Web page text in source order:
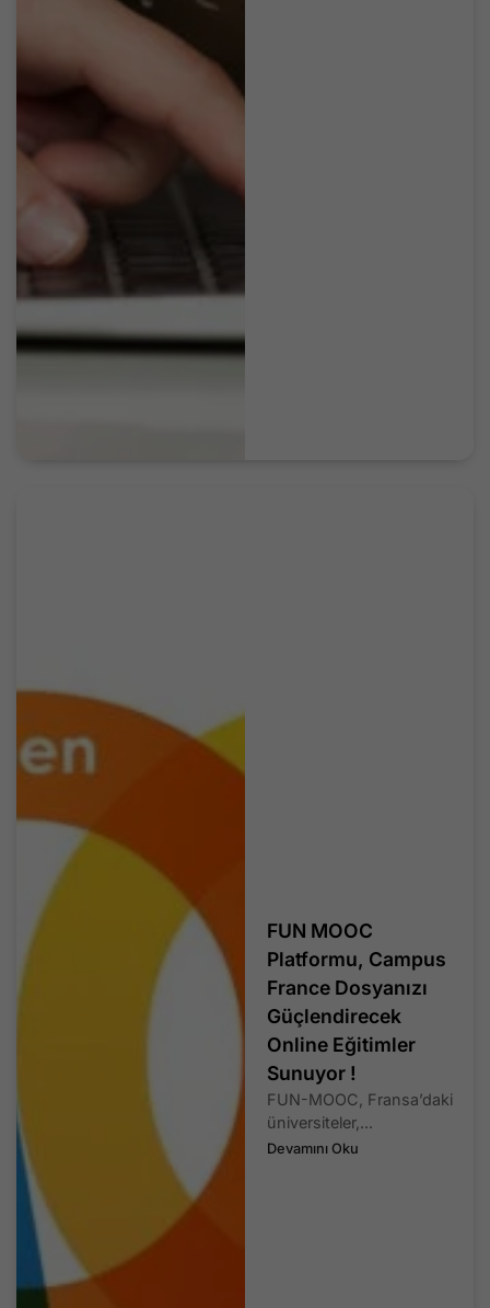
FUN MOOC
Platformu, Campus
France Dosyanızı
Güçlendirecek
Online Eğitimler
Sunuyor !
FUN-MOOC, Fransa’daki
üniversiteler,...
Devamını Oku